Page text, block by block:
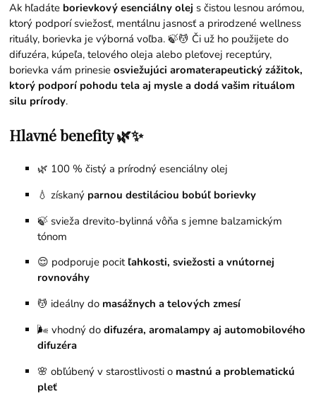
Ak hľadáte borievkový esenciálny olej s čistou lesnou arómou,
ktorý podporí sviežosť, mentálnu jasnosť a prirodzené wellness
rituály, borievka je výborná voľba. 🍃💆 Či už ho použijete do
difuzéra, kúpeľa, telového oleja alebo pleťovej receptúry,
borievka vám prinesieosviežujúci aromaterapeutický zážitok,
ktorý podporí pohodu tela aj mysle a dodá vašim rituálom
silu prírody.
Hlavné benefity 🌿✨
🌿 100 % čistý a prírodný esenciálny olej
💧 získaný parnou destiláciou bobúľ borievky
🍃 svieža drevito-bylinná vôňa s jemne balzamickým
tónom
😌 podporuje pocit ľahkosti, sviežosti a vnútornej
rovnováhy
💆 ideálny do masážnych a telových zmesí
🌬️ vhodný dodifuzéra, aromalampy aj automobilového
difuzéra
🌸 obľúbený v starostlivosti o mastnú a problematickú
pleť